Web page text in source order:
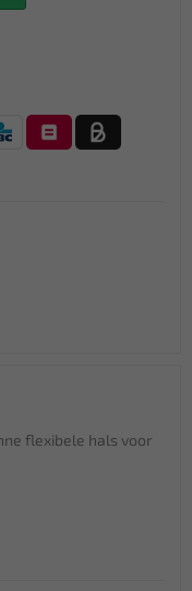
flexibele hals voor